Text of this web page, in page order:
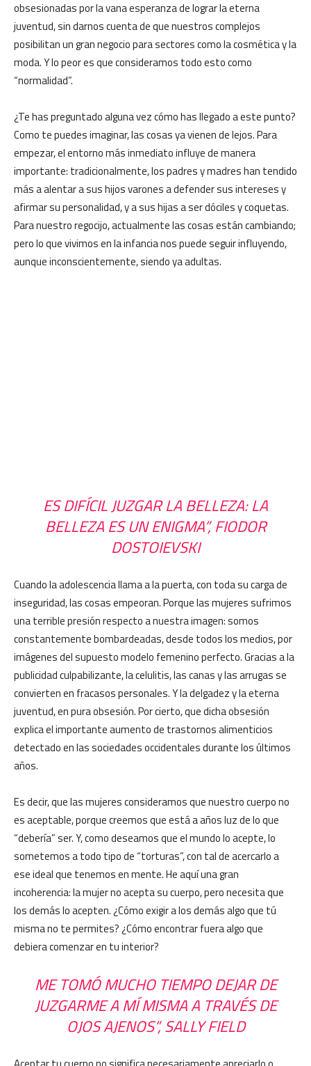
obsesionadas por la vana esperanza de lograr la eterna
juventud, sin darnos cuenta de que nuestros complejos
posibilitan un gran negocio para sectores como la cosmética y la
moda. Y lo peor es que consideramos todo esto como
“normalidad”.
¿Te has preguntado alguna vez cómo has llegado a este punto?
Como te puedes imaginar, las cosas ya vienen de lejos. Para
empezar, el entorno más inmediato influye de manera
importante: tradicionalmente, los padres y madres han tendido
más a alentar a sus hijos varones a defender sus intereses y
afirmar su personalidad, y a sus hijas a ser dóciles y coquetas.
Para nuestro regocijo, actualmente las cosas están cambiando;
pero lo que vivimos en la infancia nos puede seguir influyendo,
aunque inconscientemente, siendo ya adultas.
ES DIFÍCIL JUZGAR LA BELLEZA: LA
BELLEZA ES UN ENIGMA”, FIODOR
DOSTOIEVSKI
Cuando la adolescencia llama a la puerta, con toda su carga de
inseguridad, las cosas empeoran. Porque las mujeres sufrimos
una terrible presión respecto a nuestra imagen: somos
constantemente bombardeadas, desde todos los medios, por
imágenes del supuesto modelo femenino perfecto. Gracias a la
publicidad culpabilizante, la celulitis, las canas y las arrugas se
convierten en fracasos personales. Y la delgadez y la eterna
juventud, en pura obsesión. Por cierto, que dicha obsesión
explica el importante aumento de trastornos alimenticios
detectado en las sociedades occidentales durante los últimos
años.
Es decir, que las mujeres consideramos que nuestro cuerpo no
es aceptable, porque creemos que está a años luz de lo que
“debería” ser. Y, como deseamos que el mundo lo acepte, lo
sometemos a todo tipo de “torturas”, con tal de acercarlo a
ese ideal que tenemos en mente. He aquí una gran
incoherencia: la mujer no acepta su cuerpo, pero necesita que
los demás lo acepten. ¿Cómo exigir a los demás algo que tú
misma no te permites? ¿Cómo encontrar fuera algo que
debiera comenzar en tu interior?
ME TOMÓ MUCHO TIEMPO DEJAR DE
JUZGARME A MÍ MISMA A TRAVÉS DE
OJOS AJENOS”, SALLY FIELD